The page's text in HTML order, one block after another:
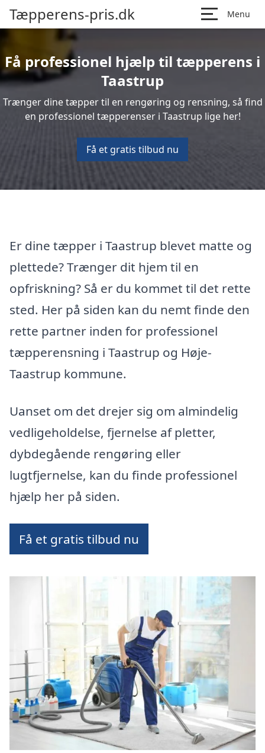
Tæpperens-pris.dk Menu
Få professionel hjælp til tæpperens i
Taastrup
Trænger dine tæpper til en rengøring og rensning, så find
en professionel tæpperenser i Taastrup lige her!
Få et gratis tilbud nu
Er dine tæpper i Taastrup blevet matte og
plettede? Trænger dit hjem til en
opfriskning? Så er du kommet til det rette
sted. Her på siden kan du nemt finde den
rette partner inden for professionel
tæpperensning i Taastrup og Høje-
Taastrup kommune.
Uanset om det drejer sig om almindelig
vedligeholdelse, fjernelse af pletter,
dybdegående rengøring eller
lugtfjernelse, kan du finde professionel
hjælp her på siden.
Få et gratis tilbud nu